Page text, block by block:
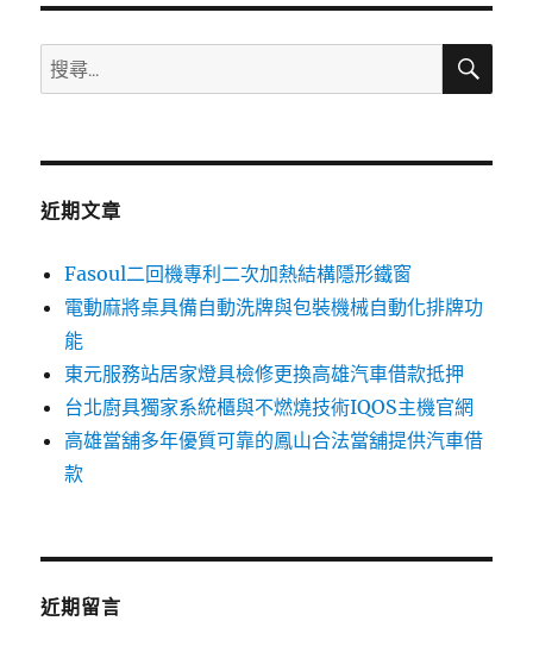
搜
尋
鍵
搜
近期文章
Fasoul二回機專利二次加熱結構隱形鐵窗
電動麻將桌具備自動洗牌與包裝機械自動化排牌功
能
東元服務站居家燈具檢修更換高雄汽車借款抵押
台北廚具獨家系統櫃與不燃燒技術IQOS主機官網
高雄當舖多年優質可靠的鳳山合法當舖提供汽車借
款
近期留言